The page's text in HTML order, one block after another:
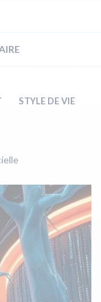
STYLE DE VIE